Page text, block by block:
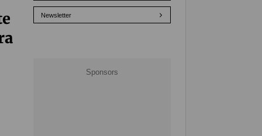
Newsletter